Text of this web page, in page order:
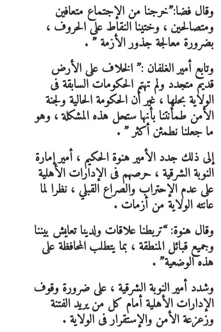
وقال فضا:”خرجنا من الإجتماع متعافين
ومتصالحين ، وختينا النقاط على الحروف ،
بضرورة معالجة جذور الأزمة ” .
وتابع أمير الغلفان :” الخلاف على الأرض
قديم متجدد ولم تهتم الحكومات السابقة فى
الولاية بحلها ، غير أن الحكومة الحالية ولجنة
الأمن طمأنتنا بأنها ستحل هذه المشكلة ، وهو
ما جعلنا نطمئن أكثر ” .
إلى ذلك جدد الأمير هنوة الحكيم ، أمير إمارة
النوبة الشرقية ، حرصهم فى الإدارات الأهلية
على عدم الإحتراب والصراع القبلي ، نظرا لما
عانته الولاية من أزمات .
وقال هنوة: “تربطنا علاقات ولدينا تعايش بيننا
وجميع قبائل المنطقة ، بما يتطلب المحافظة على
هذه الوضعية” .
وشدد أمير النوبة الشرقية ، على ضرورة وقوف
الإدارات الأهلية أمام كل من يريد الفتنة
وزعزعة الأمن والإستقرار فى الولاية .